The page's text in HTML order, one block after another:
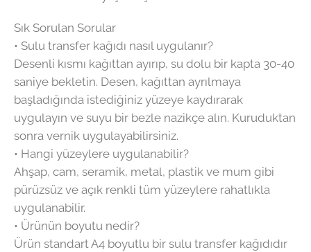
Sık Sorulan Sorular
• Sulu transfer kağıdı nasıl uygulanır?
Desenli kısmı kağıttan ayırıp, su dolu bir kapta 30-40
saniye bekletin. Desen, kağıttan ayrılmaya
başladığında istediğiniz yüzeye kaydırarak
uygulayın ve suyu bir bezle nazikçe alın. Kuruduktan
sonra vernik uygulayabilirsiniz.
• Hangi yüzeylere uygulanabilir?
Ahşap, cam, seramik, metal, plastik ve mum gibi
pürüzsüz ve açık renkli tüm yüzeylere rahatlıkla
uygulanabilir.
• Ürünün boyutu nedir?
Ürün standart A4 boyutlu bir sulu transfer kağıdıdır